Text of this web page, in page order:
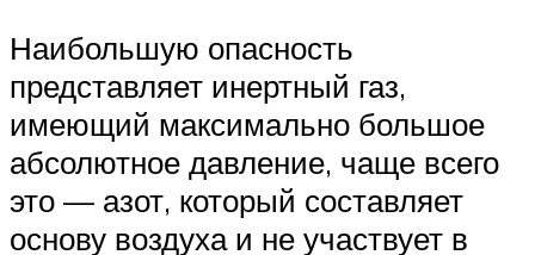
Наибольшую опасность
представляет инертный газ,
имеющий максимально большое
абсолютное давление, чаще всего
это — азот, который составляет
основу воздуха и не участвует в